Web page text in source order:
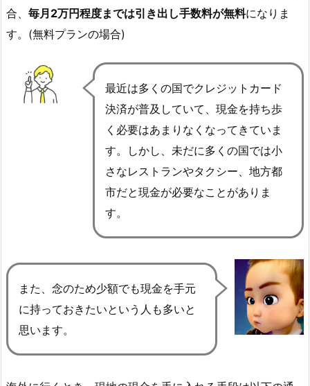
合、 毎月2万円程度までは引き出し手数料が無料になりま
す。(無料プランの場合)
最近は多くの国でクレジットカード
決済が普及していて、現金を持ち歩
く必要はあまりなくなってきていま
す。しかし、 未だに多くの国では小
さなレストランやタクシー、地方都
市だと現金が必要なこと がありま
す。
また、念のため少額でも現金を手元
に持っておきたいという人も多いと
思います。